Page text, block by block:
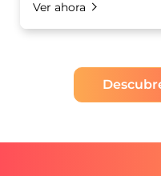
Ver ahora